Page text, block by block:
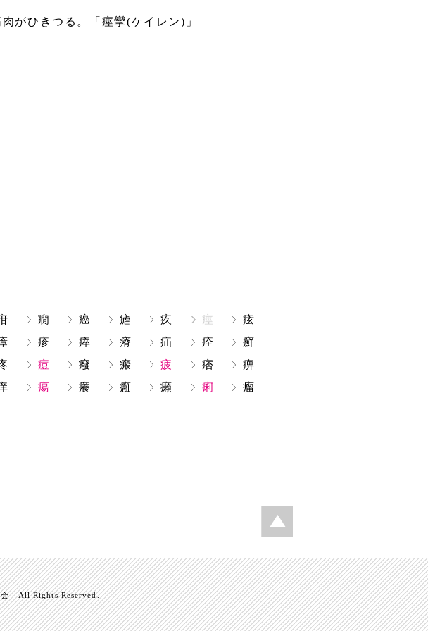
がひきつる。「痙攣(ケイレン)」
癇 癌 瘧 疚 痙
痃
疹 瘁 瘠 疝 痊
癬
痘 癈 瘢 疲 痞
痹
瘍 癢 癰 癩 痢
瘤
会 All Rights Reserved.